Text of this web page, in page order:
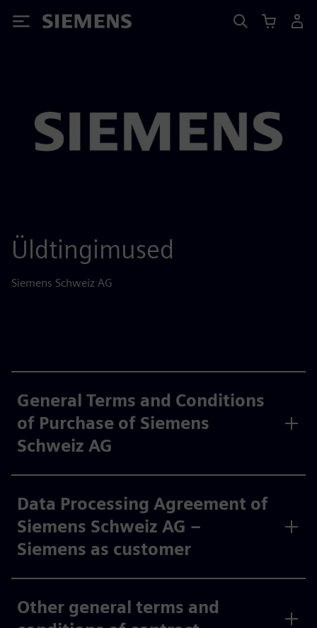
Siemens
Üldtingimused
Siemens Schweiz AG
General Terms and Conditions
of Purchase of Siemens
Schweiz AG
Data Processing Agreement of
Siemens Schweiz AG –
Siemens as customer
Other general terms and